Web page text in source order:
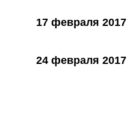
17 февраля 2017
24 февраля 2017